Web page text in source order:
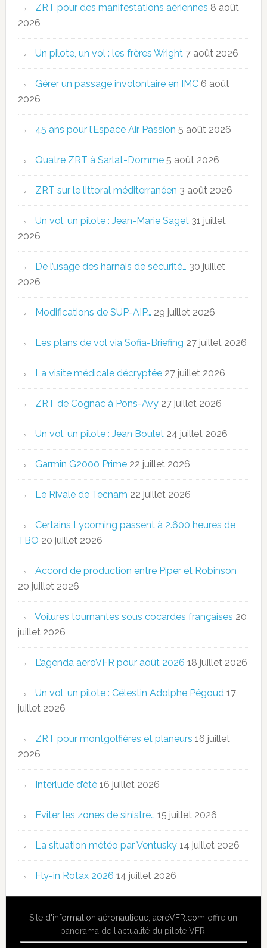
ZRT pour des manifestations aériennes 8 août
2026
Un pilote, un vol : les frères Wright 7 août 2026
Gérer un passage involontaire en IMC 6 août
2026
45 ans pour l’Espace Air Passion 5 août 2026
Quatre ZRT à Sarlat-Domme 5 août 2026
ZRT sur le littoral méditerranéen 3 août 2026
Un vol, un pilote : Jean-Marie Saget 31 juillet
2026
De l’usage des harnais de sécurité… 30 juillet
2026
Modifications de SUP-AIP… 29 juillet 2026
Les plans de vol via Sofia-Briefing 27 juillet 2026
La visite médicale décryptée 27 juillet 2026
ZRT de Cognac à Pons-Avy 27 juillet 2026
Un vol, un pilote : Jean Boulet 24 juillet 2026
Garmin G2000 Prime 22 juillet 2026
Le Rivale de Tecnam 22 juillet 2026
Certains Lycoming passent à 2.600 heures de
TBO 20 juillet 2026
Accord de production entre Piper et Robinson
20 juillet 2026
Voilures tournantes sous cocardes françaises 20
juillet 2026
L’agenda aeroVFR pour août 2026 18 juillet 2026
Un vol, un pilote : Célestin Adolphe Pégoud 17
juillet 2026
ZRT pour montgolfières et planeurs 16 juillet
2026
Interlude d’été 16 juillet 2026
Eviter les zones de sinistre… 15 juillet 2026
La situation météo par Ventusky 14 juillet 2026
Fly-in Rotax 2026 14 juillet 2026
Site d'information aéronautique ,aeroVFR.com offre un
panorama de l'actualité du pilote VFR.